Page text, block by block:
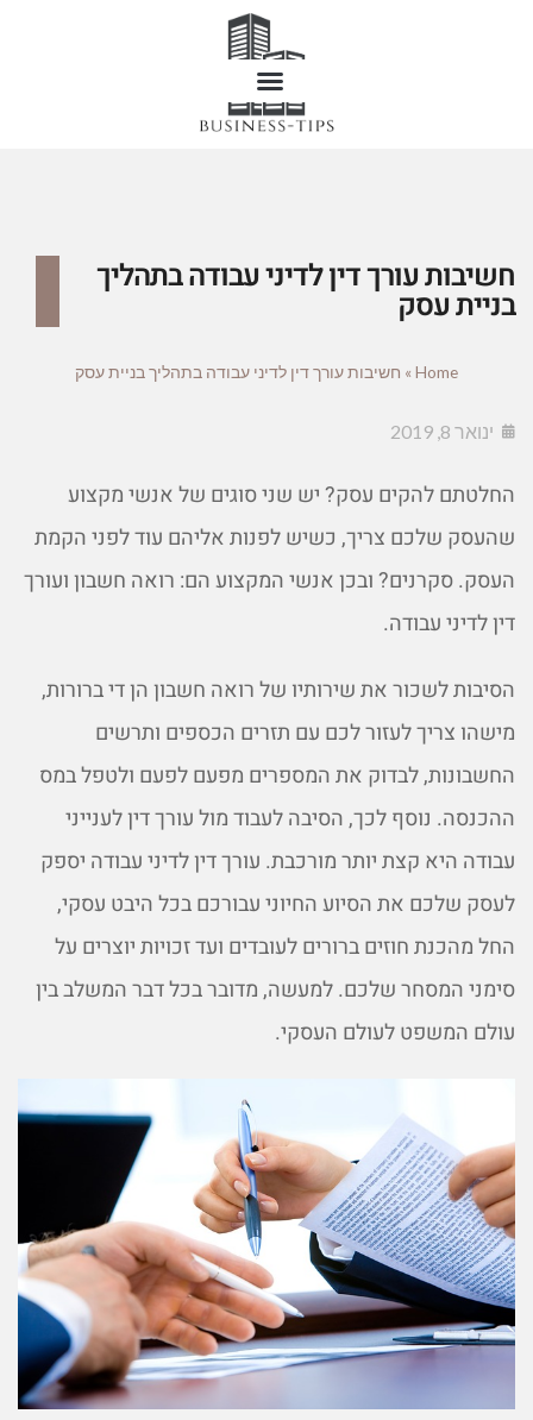
חשיבות עורך דין לדיני עבודה בתהליך
בניית עסק
Home
» חשיבות עורך דין לדיני עבודה בתהליך בניית עסק
ינואר 8, 2019
החלטתם להקים עסק? יש שני סוגים של אנשי מקצוע
שהעסק שלכם צריך, כשיש לפנות אליהם עוד לפני הקמת
העסק. סקרנים? ובכן אנשי המקצוע הם: רואה חשבון ועורך
דין לדיני עבודה.
הסיבות לשכור את שירותיו של רואה חשבון הן די ברורות,
מישהו צריך לעזור לכם עם תזרים הכספים ותרשים
החשבונות, לבדוק את המספרים מפעם לפעם ולטפל במס
ההכנסה. נוסף לכך, הסיבה לעבוד מול עורך דין לענייני
עבודה היא קצת יותר מורכבת. עורך דין לדיני עבודה יספק
לעסק שלכם את הסיוע החיוני עבורכם בכל היבט עסקי,
החל מהכנת חוזים ברורים לעובדים ועד זכויות יוצרים על
סימני המסחר שלכם. למעשה, מדובר בכל דבר המשלב בין
עולם המשפט לעולם העסקי.